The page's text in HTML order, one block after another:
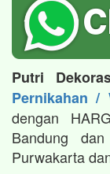
Putri
Pernikahan /
dengan
Bandung
Purwakarta